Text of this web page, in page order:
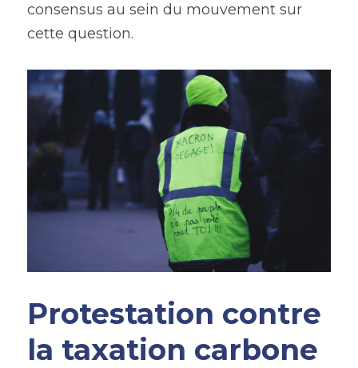
consensus au sein du mouvement sur
cette question.
Protestation contre
la taxation carbone​